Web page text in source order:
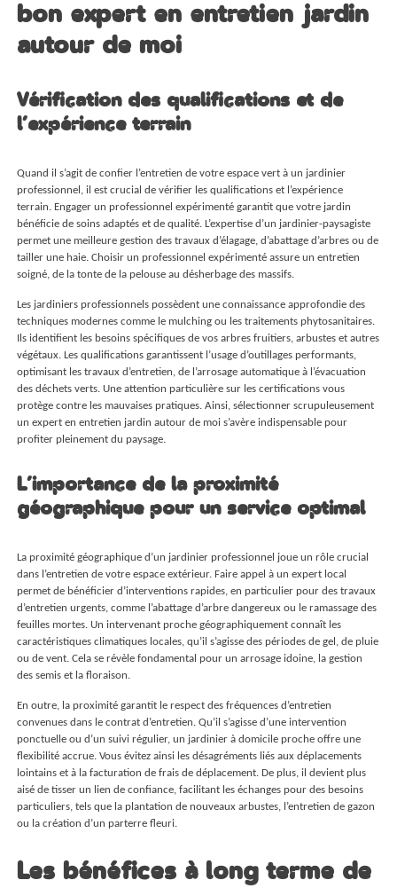
bon expert en entretien jardin
autour de moi
Vérification des qualifications et de
l’expérience terrain
Quand il s’agit de confier l’entretien de votre espace vert à un jardinier
professionnel, il est crucial de vérifier les qualifications et l’expérience
terrain. Engager un professionnel expérimenté garantit que votre jardin
bénéficie de soins adaptés et de qualité. L’expertise d’un jardinier-paysagiste
permet une meilleure gestion des travaux d’élagage, d’abattage d’arbres ou de
tailler une haie. Choisir un professionnel expérimenté assure un entretien
soigné, de la tonte de la pelouse au désherbage des massifs.
Les jardiniers professionnels possèdent une connaissance approfondie des
techniques modernes comme le mulching ou les traitements phytosanitaires.
Ils identifient les besoins spécifiques de vos arbres fruitiers, arbustes et autres
végétaux. Les qualifications garantissent l’usage d’outillages performants,
optimisant les travaux d’entretien, de l’arrosage automatique à l’évacuation
des déchets verts. Une attention particulière sur les certifications vous
protège contre les mauvaises pratiques. Ainsi, sélectionner scrupuleusement
un expert en entretien jardin autour de moi s’avère indispensable pour
profiter pleinement du paysage.
L’importance de la proximité
géographique pour un service optimal
La proximité géographique d’un jardinier professionnel joue un rôle crucial
dans l’entretien de votre espace extérieur. Faire appel à un expert local
permet de bénéficier d’interventions rapides, en particulier pour des travaux
d’entretien urgents, comme l’abattage d’arbre dangereux ou le ramassage des
feuilles mortes. Un intervenant proche géographiquement connaît les
caractéristiques climatiques locales, qu’il s’agisse des périodes de gel, de pluie
ou de vent. Cela se révèle fondamental pour un arrosage idoine, la gestion
des semis et la floraison.
En outre, la proximité garantit le respect des fréquences d’entretien
convenues dans le contrat d’entretien. Qu’il s’agisse d’une intervention
ponctuelle ou d’un suivi régulier, un jardinier à domicile proche offre une
flexibilité accrue. Vous évitez ainsi les désagréments liés aux déplacements
lointains et à la facturation de frais de déplacement. De plus, il devient plus
aisé de tisser un lien de confiance, facilitant les échanges pour des besoins
particuliers, tels que la plantation de nouveaux arbustes, l’entretien de gazon
ou la création d’un parterre fleuri.
Les bénéfices à long terme de